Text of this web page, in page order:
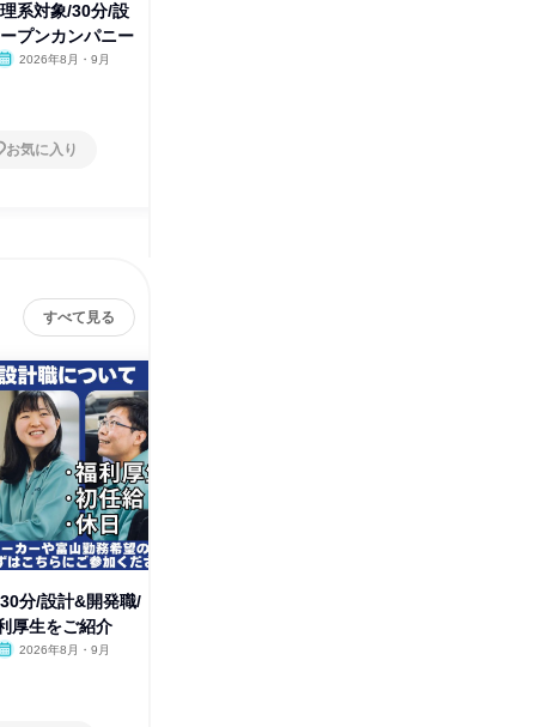
系対象/30分/設
プンカンパニー
2026年8月・9月
お気に入り
すべて見る
分/設計&開発職/
厚生をご紹介
2026年8月・9月